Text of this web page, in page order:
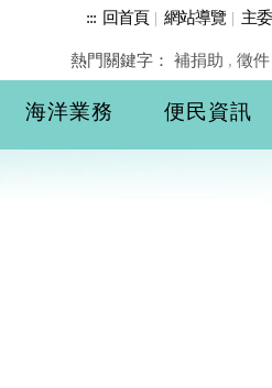
::: 回首頁| 網站導覽 | 主
熱門關鍵字： 補捐助 , 徵件
海洋業務 便民資訊